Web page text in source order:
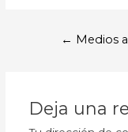
← Medios
Deja una